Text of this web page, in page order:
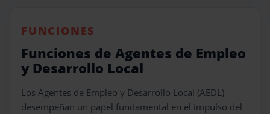
FUNCIONES
Funciones de Agentes de Empleo
y Desarrollo Local
Los Agentes de Empleo y Desarrollo Local (AEDL)
desempeñan un papel fundamental en el impulso del